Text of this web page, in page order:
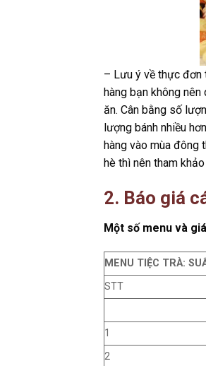
– Lưu ý về thực đơn
hàng bạn không
ăn. Cân bằng số
lượng bánh nhiều
hàng vào mùa đông
hè thì nên tham
2. Báo giá
Một số menu và
MENU TIỆC TRÀ:
STT
1
2